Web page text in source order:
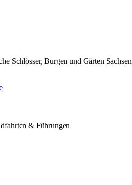
Schlösser, Burgen und Gärten Sachsen
& Führungen